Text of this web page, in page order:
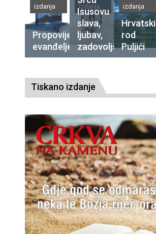
izdanja
Propovijedajte
evanđelje
izdanja
Isusovu
slava,
ljubav,
zadovoljština
izdanja
Hrvatski
rod
Puljići
Tiskano izdanje